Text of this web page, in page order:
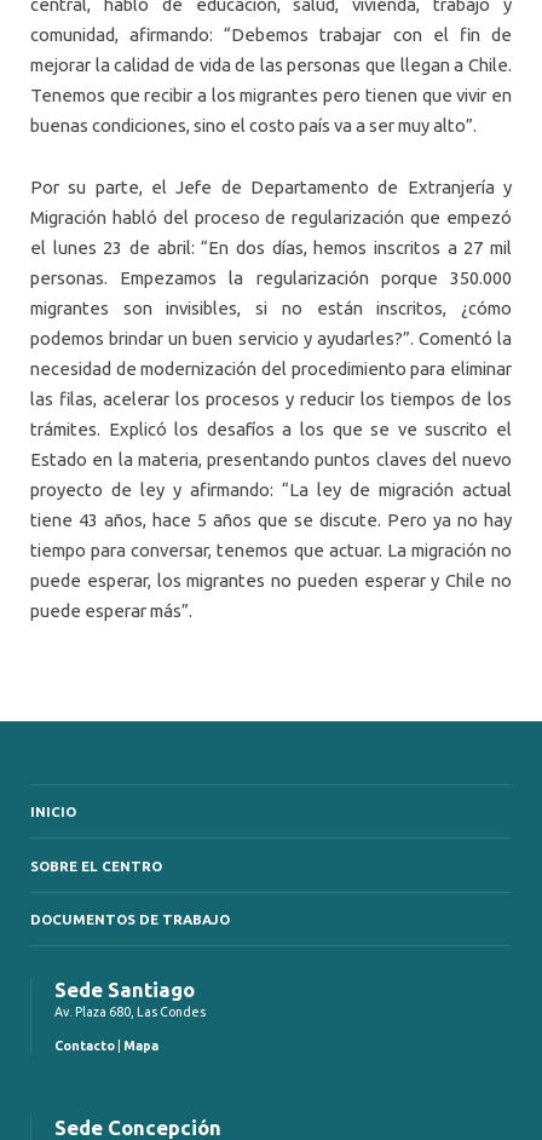
comunidad, afirmando: “Debemos trabajar con el fin de
mejorar la calidad de vida de las personas que llegan a Chile.
Tenemos que recibir a los migrantes pero tienen que vivir en
buenas condiciones, sino el costo país va a ser muy alto”.
Por su parte, el Jefe de Departamento de Extranjería y
Migración habló del proceso de regularización que empezó
el lunes 23 de abril: “En dos días, hemos inscritos a 27 mil
personas. Empezamos la regularización porque 350.000
migrantes son invisibles, si no están inscritos, ¿cómo
podemos brindar un buen servicio y ayudarles?”. Comentó la
necesidad de modernización del procedimiento para eliminar
las filas, acelerar los procesos y reducir los tiempos de los
trámites. Explicó los desafíos a los que se ve suscrito el
Estado en la materia, presentando puntos claves del nuevo
proyecto de ley y afirmando: “La ley de migración actual
tiene 43 años, hace 5 años que se discute. Pero ya no hay
tiempo para conversar, tenemos que actuar. La migración no
puede esperar, los migrantes no pueden esperar y Chile no
puede esperar más”.
INICIO
SOBRE EL CENTRO
DOCUMENTOS DE TRABAJO
Sede Santiago
Av. Plaza 680, Las Condes
Contacto Mapa
Sede Concepción